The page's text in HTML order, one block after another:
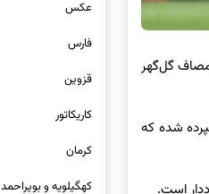
مصاف گل‌گهر
شده که
عکس
فارس
قزوین
کاریکاتور
کرمان
کهگیلویه و بویراحمد